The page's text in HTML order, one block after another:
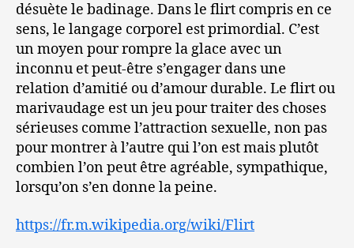
désuète le badinage. Dans le flirt compris en ce
sens, le langage corporel est primordial. C’est
un moyen pour rompre la glace avec un
inconnu et peut-être s’engager dans une
relation d’amitié ou d’amour durable. Le flirt ou
marivaudage est un jeu pour traiter des choses
sérieuses comme l’attraction sexuelle, non pas
pour montrer à l’autre qui l’on est mais plutôt
combien l’on peut être agréable, sympathique,
lorsqu’on s’en donne la peine.
https://fr.m.wikipedia.org/wiki/Flirt